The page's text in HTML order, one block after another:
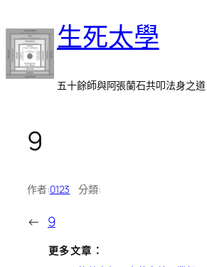
至
主
要
內
生死太學
五十餘師與阿張蘭石共叩法身之道
9
作者:0123 分類:
← 9
更多文章：